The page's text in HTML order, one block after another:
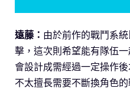
遠藤： 由於前作的戰鬥系
擊，這次則希望能有隊伍
會設計成需經過一定操作
不太擅長需要不斷換角色